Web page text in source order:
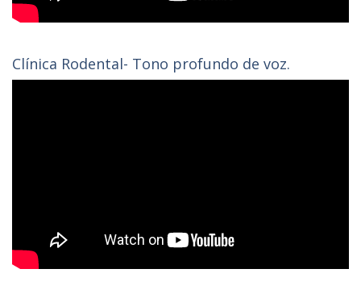
Clínica Rodental- Tono profundo de voz.